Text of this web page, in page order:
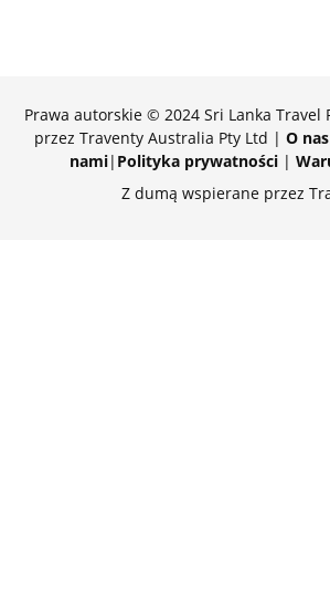
Prawa autorskie © 2024 Sri Lanka Travel
przez Traventy Australia Pty Ltd | O nas
nami| Polityka prywatności|
Z dumą wspierane przez